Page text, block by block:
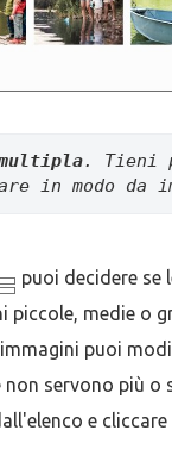
. Tieni
in modo da
puoi decidere se
piccole, medie o
puoi
non servono più
e